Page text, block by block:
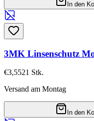
In den
3MK Linsenschutz
€3,5521 Stk.
Versand am Montag
In den